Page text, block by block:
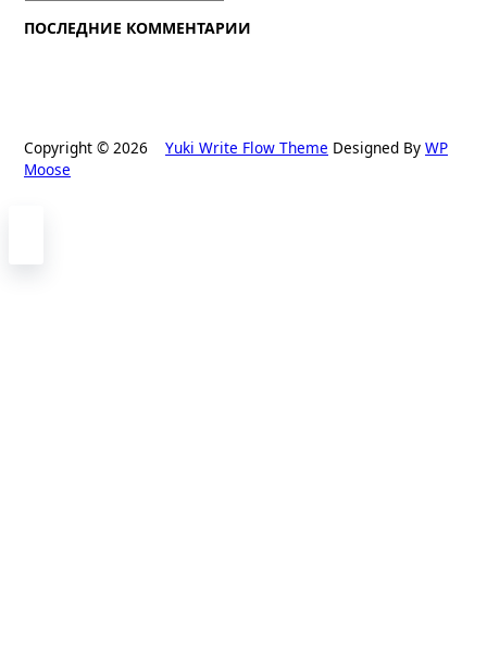
ПОСЛЕДНИЕ КОММЕНТАРИИ
Copyright © 2026 Yuki Write Flow Theme Designed By WP
Moose